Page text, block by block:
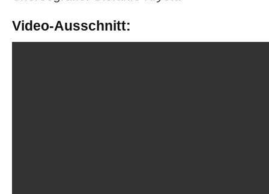
Video-Ausschnitt: